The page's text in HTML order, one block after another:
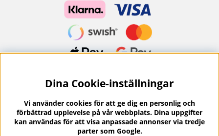
Nyhetsbrev?
I vårt nyhetsbrev får du ta del av nyheter och
erbjudanden.
Dina Cookie-inställningar
Vi använder cookies för att ge dig en personlig och
förbättrad upplevelse på vår webbplats. Dina uppgifter
kan användas för att visa anpassade annonser via tredje
parter som Google.